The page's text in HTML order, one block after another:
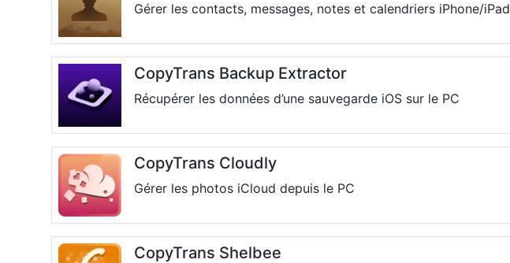
Gérer les contacts, messages, notes et calendriers iPhone/iPad
CopyTrans Backup Extractor
Récupérer les données d’une sauvegarde iOS sur le PC
CopyTrans Cloudly
Gérer les photos iCloud depuis le PC
CopyTrans Shelbee